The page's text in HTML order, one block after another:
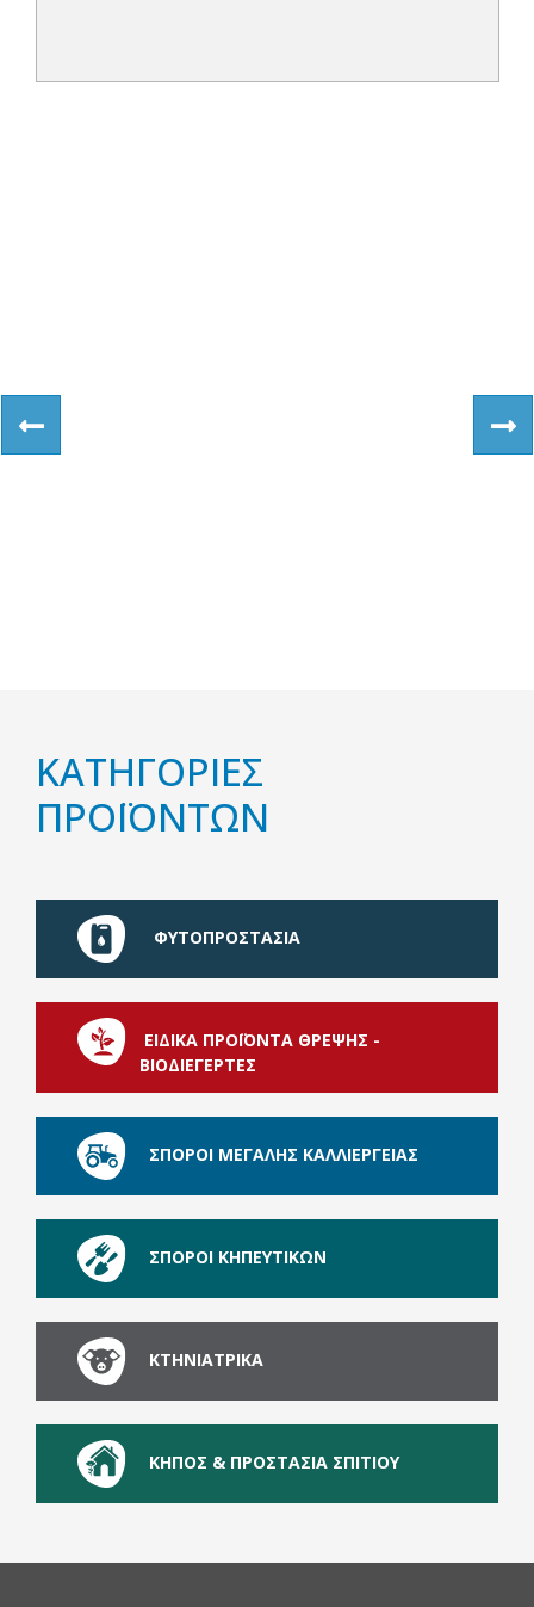
ΚΑΤΗΓΟΡΙΕΣ
ΠΡΟΪΟΝΤΩΝ
ΦΥΤΟΠΡΟΣΤΑΣΙΑ
ΕΙΔΙΚΑ ΠΡΟΪΟΝΤΑ ΘΡΕΨΗΣ -
ΒΙΟΔΙΕΓΕΡΤΕΣ
ΣΠΟΡΟΙ ΜΕΓΑΛΗΣ ΚΑΛΛΙΕΡΓΕΙΑΣ
ΣΠΟΡΟΙ ΚΗΠΕΥΤΙΚΩΝ
ΚΤΗΝΙΑΤΡΙΚΑ
ΚΗΠΟΣ & ΠΡΟΣΤΑΣΙΑ ΣΠΙΤΙΟΥ